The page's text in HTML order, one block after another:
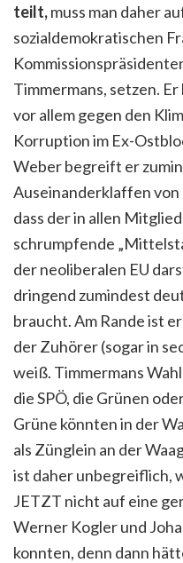
teilt,muss man daher
sozialdemokratischen
Timmermans, setzen.
vor allem gegen den
Korruption im Ex-
Weber begreift er
Auseinanderklaffen von
dass der in allen
schrumpfende
der neoliberalen EU
dringend zumindest
braucht. Am Rande ist
der Zuhörer (sogar in
weiß. Timmermans
die SPÖ, die Grünen
Grüne könnten in der
als Zünglein an der
ist daher unbegreiflich,
JETZT nicht auf eine
Werner Kogler und
konnten, denn dann